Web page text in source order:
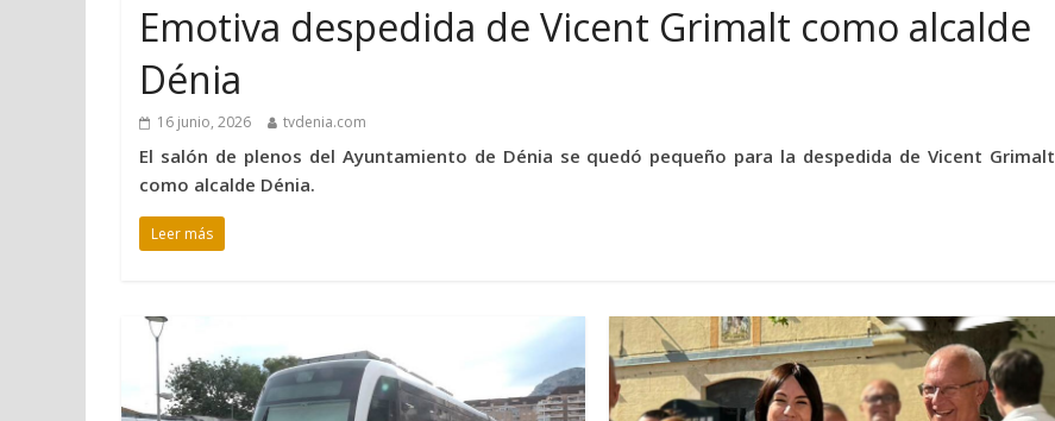
Emotiva despedida de Vicent Grimalt como alcalde
Dénia
16 junio, 2026 tvdenia.com
El salón de plenos del Ayuntamiento de Dénia se quedó pequeño para la despedida de Vicent Grimalt
como alcalde Dénia.
Leer más